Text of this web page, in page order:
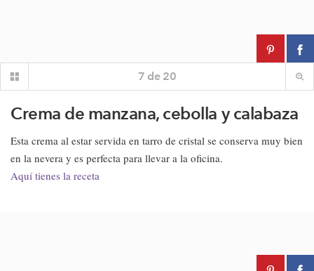
7 de 20
Crema de manzana, cebolla y calabaza
Esta crema al estar servida en tarro de cristal se conserva muy bien
en la nevera y es perfecta para llevar a la oficina.
Aquí tienes la receta